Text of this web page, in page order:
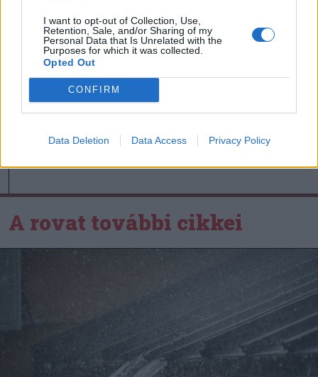
I want to opt-out of Collection, Use,
Retention, Sale, and/or Sharing of my
Personal Data that Is Unrelated with the
Purposes for which it was collected.
Opted Out
CONFIRM
Data Deletion Data Access Privacy Policy
Nőileg
menjünk!
A rovat további cikkei